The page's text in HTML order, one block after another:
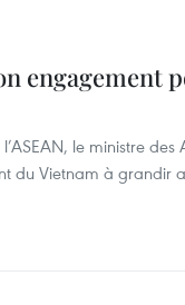
engagement
le ministre
du Vietnam à grandir